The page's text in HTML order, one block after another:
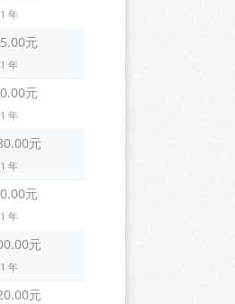
1 年
元
1 年
元
1 年
元
1 年
元
1 年
元
1 年
元